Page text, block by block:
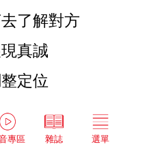
了解對方
真誠
定位
一個計畫
專區 雜誌 選單